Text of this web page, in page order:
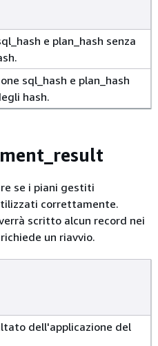
e plan_hash senza
sql_hash e plan_hash
hash.
se i piani gestiti
correttamente.
scritto alcun record nei
un riavvio.
dell'applicazione del